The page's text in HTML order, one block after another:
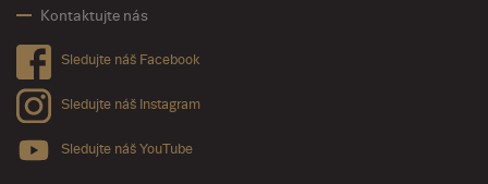
Kontaktujte nás
Sledujte náš Facebook
Sledujte náš Instagram
Sledujte náš YouTube